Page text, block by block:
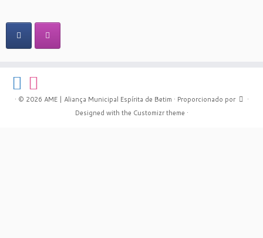
· © 2026 AME | Aliança Municipal Espírita de Betim · Proporcionado por
·
Designed with the Customizr theme ·